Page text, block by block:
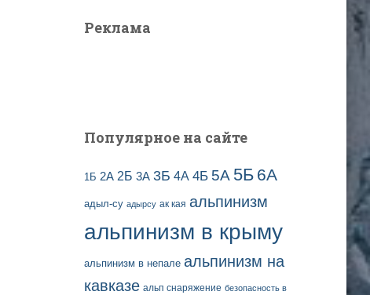
п
:Реклама
Популярное на сайте
1Б 2А 2Б 3А 3Б 4А 4Б 5А 5Б 6А
адыл-су адырсу ак кая альпинизм
альпинизм в крыму
альпинизм в непале альпинизм на
кавказе альп снаряжение безопасность в